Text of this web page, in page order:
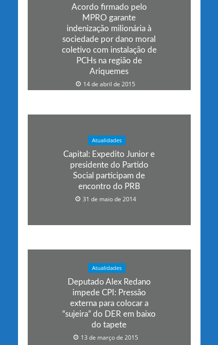
Acordo firmado pelo
MPRO garante
indenização milionária à
sociedade por dano moral
coletivo com instalação de
PCHs na região de
Ariquemes
14 de abril de 2015
Atualidades
Capital: Expedito Junior e
presidente do Partido
Social participam de
encontro do PRB
31 de maio de 2014
Atualidades
Deputado Alex Redano
impede CPI: Pressão
externa para colocar a
“sujeira” do DER em baixo
do tapete
13 de março de 2015